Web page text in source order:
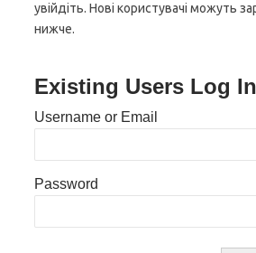
увійдіть. Нові користувачі можуть
нижче.
Existing Users Log In
Username or Email
Password